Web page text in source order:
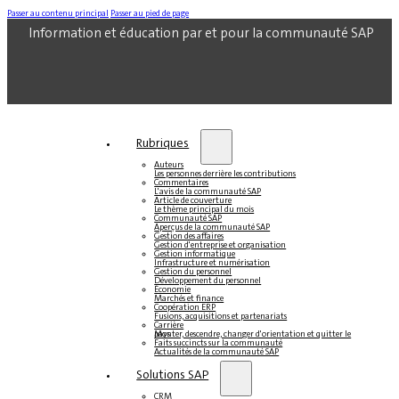
Passer au contenu principal Passer au pied de page
Information et éducation par et pour la communauté SAP
Rubriques
Auteurs
Les personnes derrière les contributions
Commentaires
L'avis de la communauté SAP
Article de couverture
Le thème principal du mois
Communauté SAP
Aperçus de la communauté SAP
Gestion des affaires
Gestion d'entreprise et organisation
Gestion informatique
Infrastructure et numérisation
Gestion du personnel
Développement du personnel
Économie
Marchés et finance
Coopération ERP
Fusions, acquisitions et partenariats
Carrière
Monter, descendre, changer d'orientation et quitter le pays
Faits succincts sur la communauté
Actualités de la communauté SAP
Solutions SAP
CRM